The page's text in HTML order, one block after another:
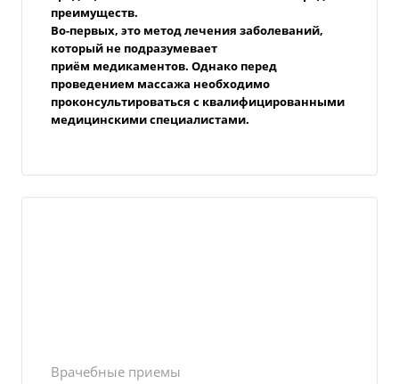
преимуществ.
Во-первых, это метод лечения заболеваний,
который не подразумевает
приём медикаментов. Однако перед
проведением массажа необходимо
проконсультироваться с квалифицированными
медицинскими специалистами.
Врачебные приемы